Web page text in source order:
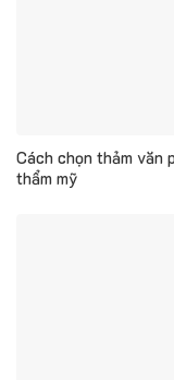
Cách chọn thảm văn
thẩm mỹ